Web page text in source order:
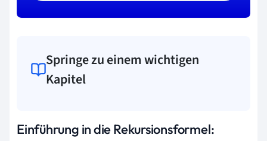
Springe zu einem wichtigen
Kapitel
Einführung in die Rekursionsformel: